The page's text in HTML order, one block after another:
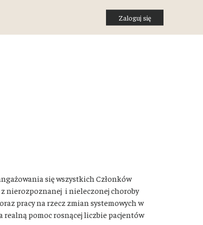
Zaloguj się
się wszystkich Członków
z nierozpoznanej i nieleczonej choroby
pracy na rzecz zmian systemowych w
realną pomoc rosnącej liczbie pacjentów